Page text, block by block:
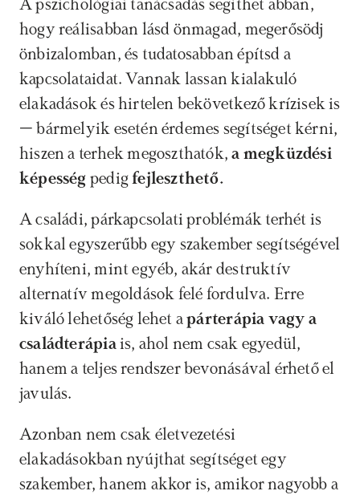
A pszichológiai tanácsadás segíthet abban,
hogy reálisabban lásd önmagad, megerősödj
önbizalomban, és tudatosabban építsd a
kapcsolataidat. Vannak lassan kialakuló
elakadások és hirtelen bekövetkező krízisek is
– bármelyik esetén érdemes segítséget kérni,
hiszen a terhek megoszthatók, a megküzdési
képesség pedig fejleszthető.
A családi, párkapcsolati problémák terhét is
sokkal egyszerűbb egy szakember segítségével
enyhíteni, mint egyéb, akár destruktív
alternatív megoldások felé fordulva. Erre
kiváló lehetőség lehet a párterápia vagy a
családterápia is, ahol nem csak egyedül,
hanem a teljes rendszer bevonásával érhető el
javulás.
Azonban nem csak életvezetési
elakadásokban nyújthat segítséget egy
szakember, hanem akkor is, amikor nagyobb a